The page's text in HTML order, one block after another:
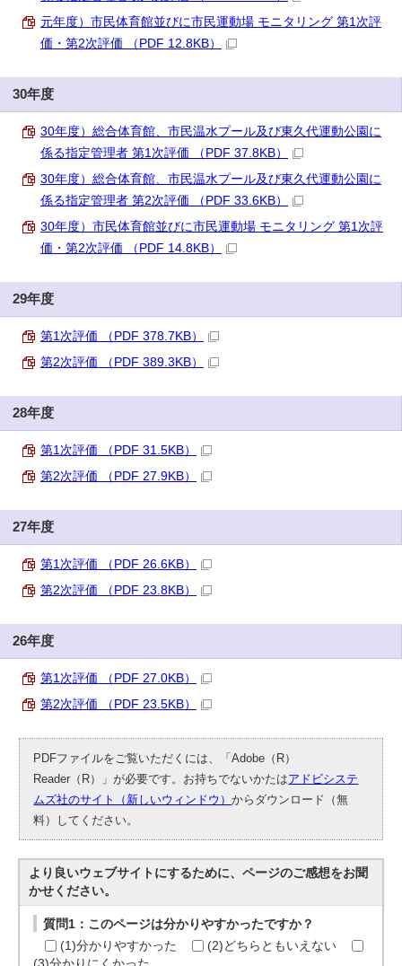
元年度）市民体育館並びに市民運動場 モニタリング 第1次評
価・第2次評価 （PDF 12.8KB）
30年度
30年度）総合体育館、市民温水プール及び東久代運動公園に
係る指定管理者 第1次評価 （PDF 37.8KB）
30年度）総合体育館、市民温水プール及び東久代運動公園に
係る指定管理者 第2次評価 （PDF 33.6KB）
30年度）市民体育館並びに市民運動場 モニタリング 第1次評
価・第2次評価 （PDF 14.8KB）
29年度
第1次評価 （PDF 378.7KB）
第2次評価 （PDF 389.3KB）
28年度
第1次評価 （PDF 31.5KB）
第2次評価 （PDF 27.9KB）
27年度
第1次評価 （PDF 26.6KB）
第2次評価 （PDF 23.8KB）
26年度
第1次評価 （PDF 27.0KB）
第2次評価 （PDF 23.5KB）
PDFファイルをご覧いただくには、「Adobe（R）
Reader（R）」が必要です。お持ちでないかたはアドビシステ
ムズ社のサイト（新しいウィンドウ）からダウンロード（無
料）してください。
より良いウェブサイトにするために、ページのご感想をお聞
かせください。
質問1：このページは分かりやすかったですか？
(1)分かりやすかった
(2)どちらともいえない